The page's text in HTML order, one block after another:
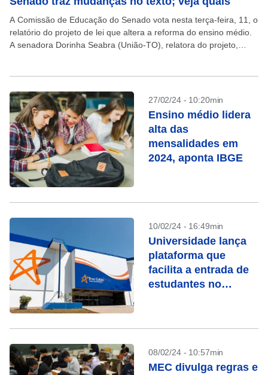
A Comissão de Educação do Senado vota nesta terça-feira, 11, o
relatório do projeto de lei que altera a reforma do ensino médio.
A senadora Dorinha Seabra (União-TO), relatora do projeto,
27/02/24 - 10:20min
Ensino médio lidera
alta das
mensalidades em
2024, aponta IBGE
10/02/24 - 16:49min
Universidade lança
plataforma que
facilita a entrada de
estudantes no
08/02/24 - 10:57min
MEC divulga regras e